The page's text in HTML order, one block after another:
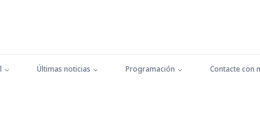
Últimas noticias Programación Contacte con